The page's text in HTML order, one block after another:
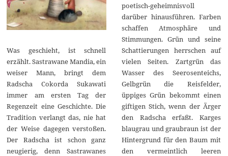
Was geschieht, ist schnell
erzählt. Sastrawane Mandia, ein
weiser Mann, bringt dem
Radscha Cokorda Sukawati
immer am ersten Tag der
Regenzeit eine Geschichte. Die
Tradition verlangt das, nie hat
der Weise dagegen verstoßen.
Der Radscha ist schon ganz
neugierig, denn Sastrawanes
poetisch-geheimnisvoll
darüber hinausführen. Farben
schaffen Atmosphäre und
Stimmungen. Grün und seine
Schattierungen herrschen auf
vielen Seiten. Zartgrün das
Wasser des Seerosenteichs,
Gelbgrün die Reisfelder,
üppiges Grün bekommt einen
giftigen Stich, wenn der Ärger
den Radscha erfaßt. Karges
blaugrau und graubraun ist der
Hintergrund für den Baum mit
den vermeintlich leeren